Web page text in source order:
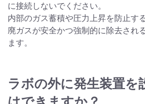
に接続しないでください。
内部のガス蓄積や圧力上昇を防止す
廃ガスが安全かつ強制的に除去され
ます。
ラボの外に発生装置を